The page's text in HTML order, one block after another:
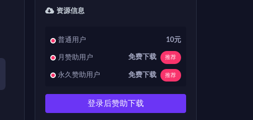
资源信息
普通用户 10元
月赞助用户 免费下载 推荐
永久赞助用户 免费下载 推荐
登录后赞助下载